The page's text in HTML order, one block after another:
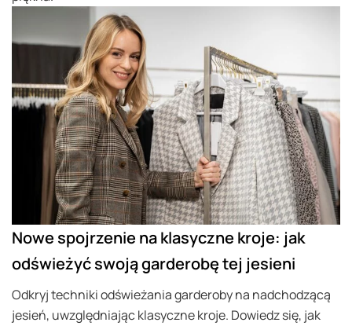
Nowe spojrzenie na klasyczne kroje: jak
odświeżyć swoją garderobę tej jesieni
Odkryj techniki odświeżania garderoby na nadchodzącą
jesień, uwzględniając klasyczne kroje. Dowiedz się, jak